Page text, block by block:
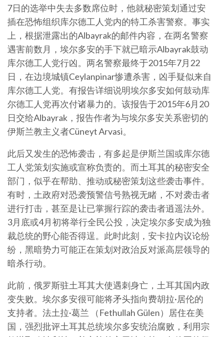
7日的选举中失去多数席位时，他就秘密策划通过安
插在恐怖组织库尔德工人党内的特工杀害警察。事实
上，根据泄露出的Albayrak的邮件内容，在两名警察
遇害前数月，埃尔多安的手下就已暗示Albayrak鼓动
库尔德工人党行凶。两名警察最终于2015年7月22
日，在边境城镇Ceylanpinar惨遭杀害，凶手疑似来自
库尔德工人党。有报告详细说明埃尔多安如何鼓动库
尔德工人党再次付诸暴力的。该报告于2015年6月20
日交给Albayrak，报告作者为与埃尔多安关系密切的
伊斯兰教主义者Cüneyt Arvasi。
此后又发生的恐怖袭击，有多起是伊斯兰国或库尔德
工人党策划实施或宣称负责的。而土耳其的秘密安全
部门，似乎在帮助、推动或秘密策划这些袭击事件。
有时，土政府对恐袭预警信号熟视无睹，不对袭击者
进行打击，甚至是让已掌握行踪的袭击者逍遥法外。
3月底或4月初将举行全民公投，决定埃尔多安成为独
裁总统的野心能否得逞。此时此刻，安卡拉内议论纷
纷，黑暗势力可能正在策划对政治反对派高层领导的
暗杀行动。
此前，俄罗斯驻土耳其大使遇刺身亡，土耳其国内政
变失败。埃尔多安很可能将矛头指向费胡拉·居伦的
支持者。法土拉·葛兰 （Fethullah Gülen）居住在美
国，强烈批评土耳其总统埃尔多安统治腐败，利用宗